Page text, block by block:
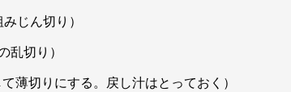
じん切り）
乱切り）
薄切りにする。戻し汁はとっておく）